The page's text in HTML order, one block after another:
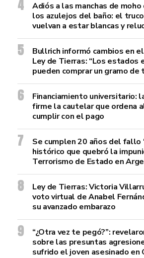
Adiós a las manchas de
los azulejos del baño: el
vuelvan a estar blancas y
Bullrich informó cambios en
Ley de Tierras: “Los estados
pueden comprar un gramo de
Financiamiento universitario:
firme la cautelar que ordena
cumplir con el pago
Se cumplen 20 años del fallo
histórico que quebró la
Terrorismo de Estado en
Ley de Tierras: Victoria
voto virtual de Anabel
su avanzado embarazo
“¿Otra vez te pegó?”:
sobre las presuntas
sufrido el joven asesinado en